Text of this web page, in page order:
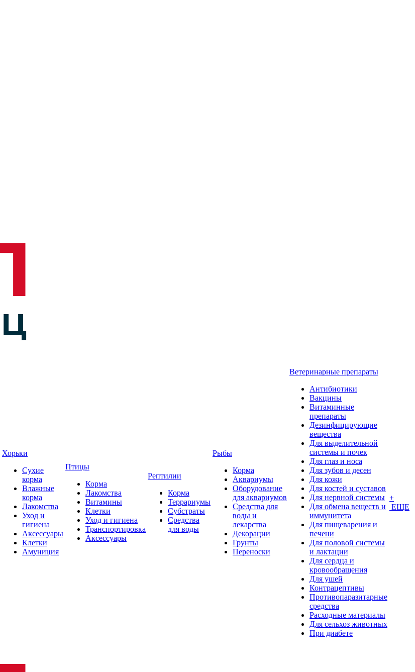
Хорьки
Сухие
корма
Влажные
корма
Лакомства
Уход и
гигиена
Аксессуары
Клетки
Амуниция
Птицы
Корма
Лакомства
Витамины
Клетки
Уход и гигиена
Транспортировка
Аксессуары
Рептилии
Корма
Террариумы
Субстраты
Средства
для воды
Рыбы
Корма
Аквариумы
Оборудование
для аквариумов
Средства для
воды и
лекарства
Декорации
Грунты
Переноски
Ветеринарные препараты
Антибиотики
Вакцины
Витаминные
препараты
Дезинфицирующие
вещества
Для выделительной
системы и почек
Для глаз и носа
Для зубов и десен
Для кожи
Для костей и суставов
Для нервной системы
Для обмена веществ и
иммунитета
Для пищеварения и
печени
Для половой системы
и лактации
Для сердца и
кровообращения
Для ушей
Контрацептивы
Противопаразитарные
средства
Расходные материалы
Для сельхоз животных
При диабете
+
ЕЩЕ